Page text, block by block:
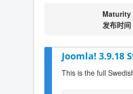
Maturity
发布时间
Joomla! 3.9.18
This is the full